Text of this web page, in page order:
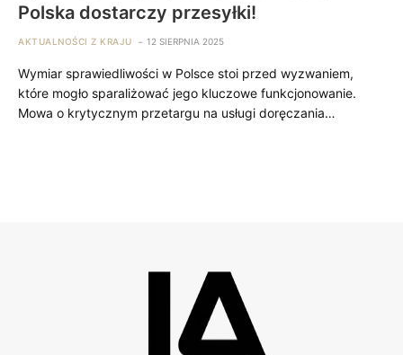
Polska dostarczy przesyłki!
AKTUALNOŚCI Z KRAJU 12 SIERPNIA 2025
Wymiar sprawiedliwości w Polsce stoi przed wyzwaniem,
które mogło sparaliżować jego kluczowe funkcjonowanie.
Mowa o krytycznym przetargu na usługi doręczania…